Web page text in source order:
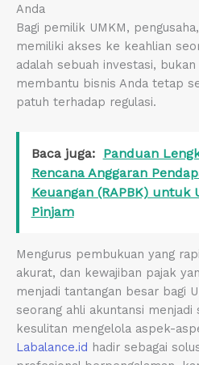
Anda
Bagi pemilik UMKM,
memiliki akses ke keahlian
adalah sebuah investasi,
membantu bisnis Anda tetap
patuh terhadap regulasi.
Baca juga:
Panduan
Rencana Anggaran
Keuangan (RAPBK) untuk
Pinjam
Mengurus pembukuan yang
akurat, dan kewajiban pajak
menjadi tantangan besar bagi
seorang ahli akuntansi menjadi
kesulitan mengelola aspek-
Labalance.id hadir sebagai